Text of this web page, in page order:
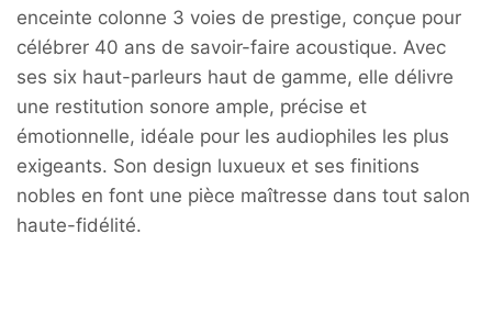
enceinte colonne 3 voies de prestige, conçue pour
célébrer 40 ans de savoir-faire acoustique. Avec
ses six haut-parleurs haut de gamme, elle délivre
une restitution sonore ample, précise et
émotionnelle, idéale pour les audiophiles les plus
exigeants. Son design luxueux et ses finitions
nobles en font une pièce maîtresse dans tout salon
haute-fidélité.